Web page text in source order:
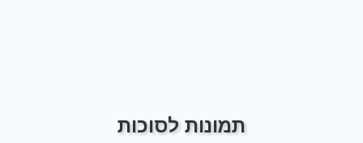
תמונות לסוכות